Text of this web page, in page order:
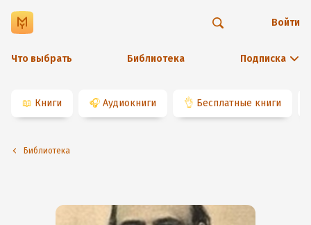
Что выбрать Библиотека Подписка
Войти
📖 Книги 🎧 Аудиокниги 👌 Бесплатные книги
Библиотека